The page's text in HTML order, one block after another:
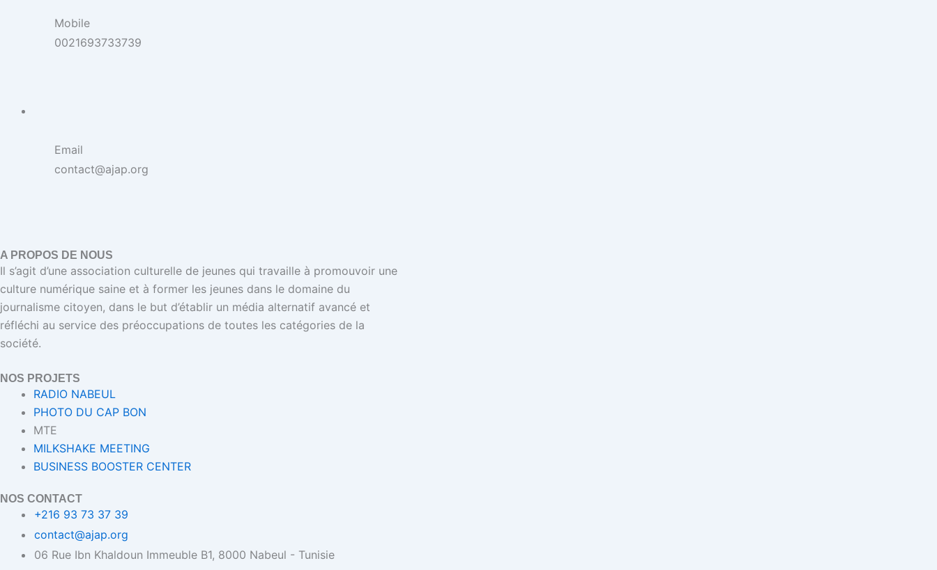
Mobile
0021693733739
Email
contact@ajap.org
A PROPOS DE NOUS
Il s’agit d’une association culturelle de jeunes qui travaille à promouvoir une
culture numérique saine et à former les jeunes dans le domaine du
journalisme citoyen, dans le but d’établir un média alternatif avancé et
réfléchi au service des préoccupations de toutes les catégories de la
société.
NOS PROJETS
RADIO NABEUL
PHOTO DU CAP BON
MTE
MILKSHAKE MEETING
BUSINESS BOOSTER CENTER
NOS CONTACT
+216 93 73 37 39
contact@ajap.org
06 Rue Ibn Khaldoun Immeuble B1, 8000 Nabeul - Tunisie